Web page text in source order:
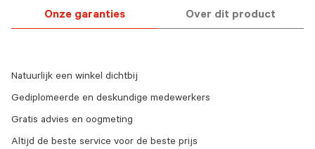
Onze garanties Over dit product
Natuurlijk een winkel dichtbij
Gediplomeerde en deskundige medewerkers
Gratis advies en oogmeting
Altijd de beste service voor de beste prijs